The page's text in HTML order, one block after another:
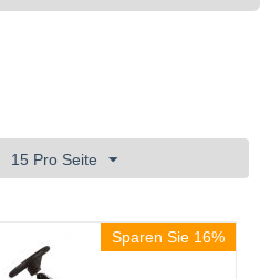
15 Pro Seite
Sparen Sie 16%